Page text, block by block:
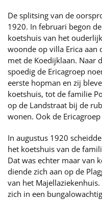
De splitsing van de
1920. In februari begon
koetshuis van het
woonde op villa Erica aan
met de Koedijklaan. Naar
spoedig de Ericagroep
eerste hopman en zij
koetshuis, tot de familie
op de Landstraat bij de
wonen. Ook de
In augustus 1920
het koetshuis van de
Dat was echter maar van
diende zich aan op de
van het
zich in een